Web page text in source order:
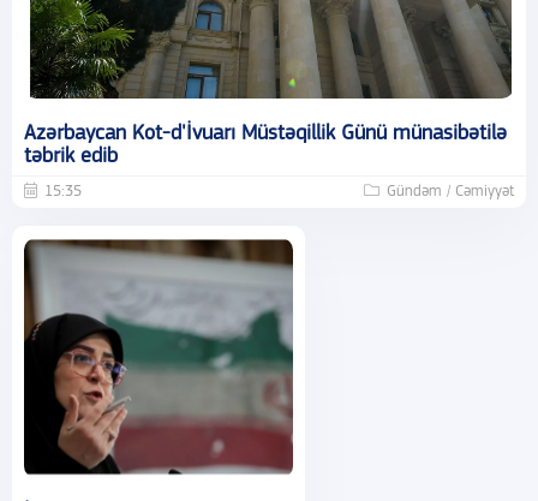
Azərbaycan Kot-d'İvuarı Müstəqillik Günü münasibətilə
təbrik edib
15:35 Gündəm / Cəmiyyət